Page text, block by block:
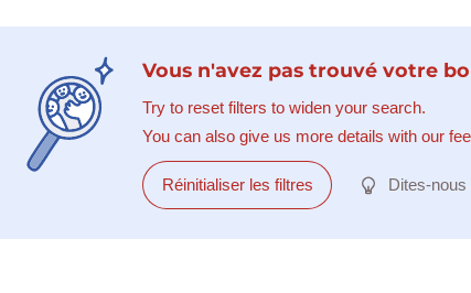
Vous n'avez pas trouvé votre
Try to reset filters to widen your search.
You can also give us more details with our
Réinitialiser les filtres Dites-